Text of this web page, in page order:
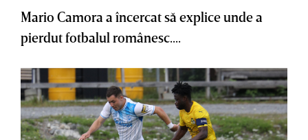
Mario Camora a încercat să explice unde a
pierdut fotbalul românesc....